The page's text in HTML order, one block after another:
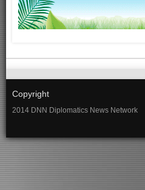
Copyright
2014 DNN Diplomatics News Network